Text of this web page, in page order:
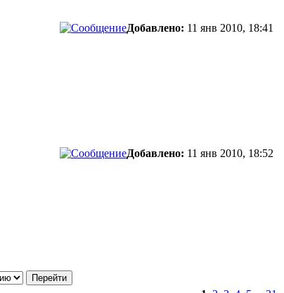
Добавлено: 11 янв 2010, 18:41
Добавлено: 11 янв 2010, 18:52